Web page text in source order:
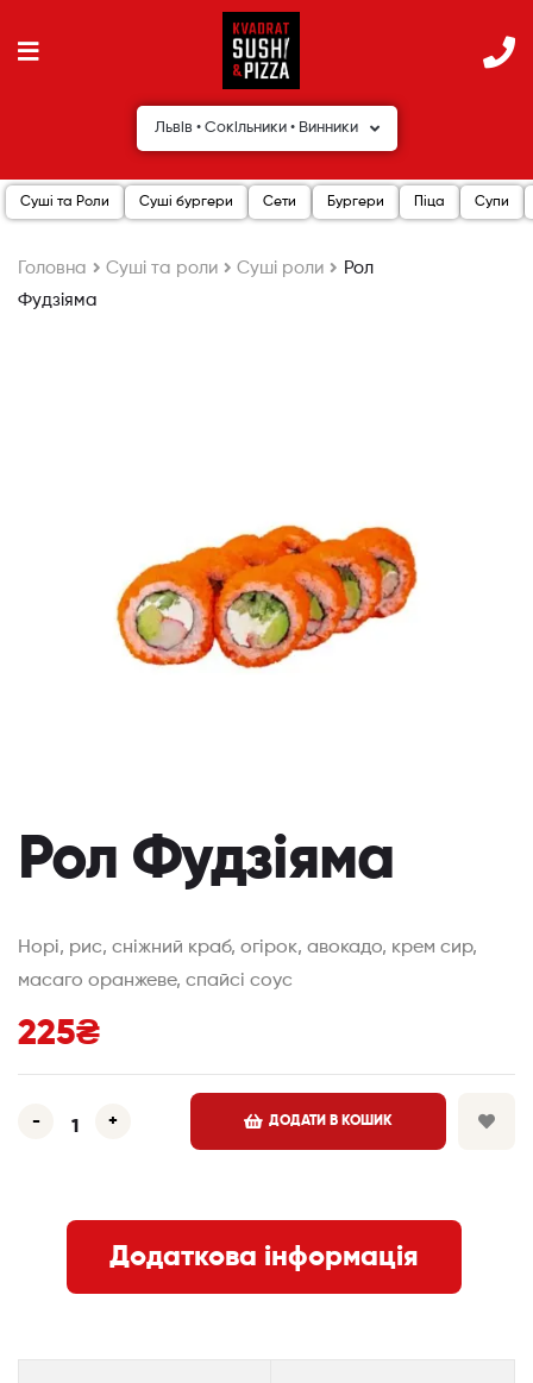
Львів • Сокільники • Винники
Суші та Роли Суші бургери Сети Бургери Піца Супи
Головна Cуші та роли Суші роли
Рол
Фудзіяма
Рол Фудзіяма
Норі, рис, сніжний краб, огірок, авокадо, крем сир,
масаго оранжеве, спайсі соус
225₴
- + ДОДАТИ В КОШИК
Додаткова інформація